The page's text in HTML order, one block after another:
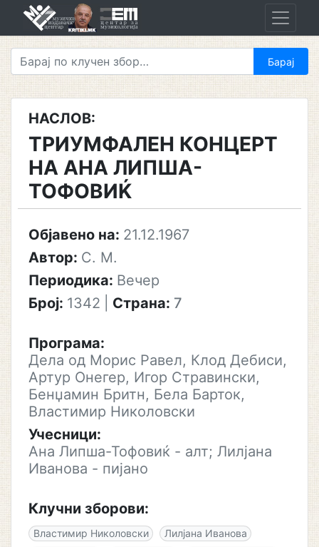
НАСЛОВ:
ТРИУМФАЛЕН КОНЦЕРТ
НА АНА ЛИПША-
ТОФОВИЌ
Објавено на: 21.12.1967
Автор: С. М.
Периодика: Вечер
Број: 1342 Страна: 7
Програма:
Дела од Морис Равел, Клод Дебиси,
Артур Онегер, Игор Стравински,
Бенџамин Бритн, Бела Барток,
Властимир Николовски
Учесници:
Ана Липша-Тофовиќ - алт; Лилјана
Иванова - пијано
Клучни зборови:
Властимир Николовски
Лилјана Иванова